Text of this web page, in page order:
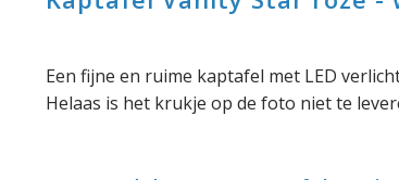
Een fijne en ruime kaptafel met LED
Helaas is het krukje op de foto niet te